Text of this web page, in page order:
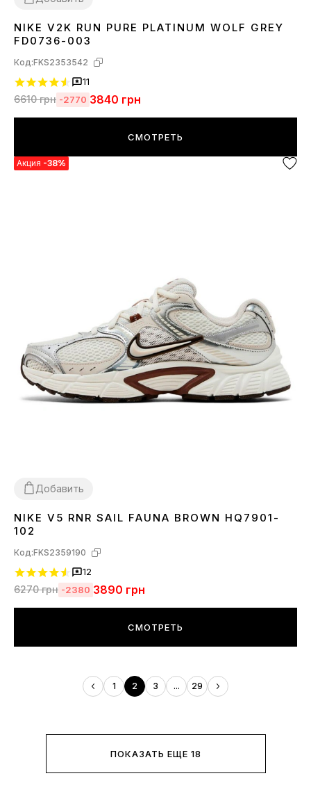
3637 38394041 42 4344
NIKE V2K RUN PURE PLATINUM WOLF GREY
FD0736-003
Код:FKS2353542
11
6610грн -2770 3840 грн
СМОТРЕТЬ
Акция -38%
Добавить
3637 383940 41 4243 44 45
NIKE V5 RNR SAIL FAUNA BROWN HQ7901-
102
Код:FKS2359190
12
6270грн -2380 3890 грн
СМОТРЕТЬ
1 2 3 ... 29
ПОКАЗАТЬ ЕЩЕ 18